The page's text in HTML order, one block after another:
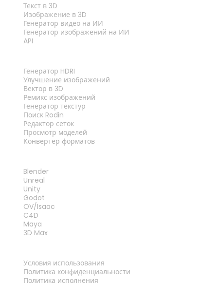
Текст в 3D
Изображение в 3D
Генератор видео на ИИ
Генератор изображений на ИИ
API
Генератор HDRI
Улучшение изображений
Вектор в 3D
Ремикс изображений
Генератор текстур
Поиск Rodin
Редактор сеток
Просмотр моделей
Конвертер форматов
Blender
Unreal
Unity
Godot
OV/Isaac
C4D
Maya
3D Max
Условия использования
Политика конфиденциальности
Политика исполнения